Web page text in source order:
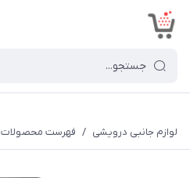
لوازم جانبی درویشی / فهرست محصولات